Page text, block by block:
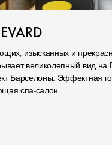
изысканных и
великолепный вид на
Барселоны. Эффектная
спа-салон.